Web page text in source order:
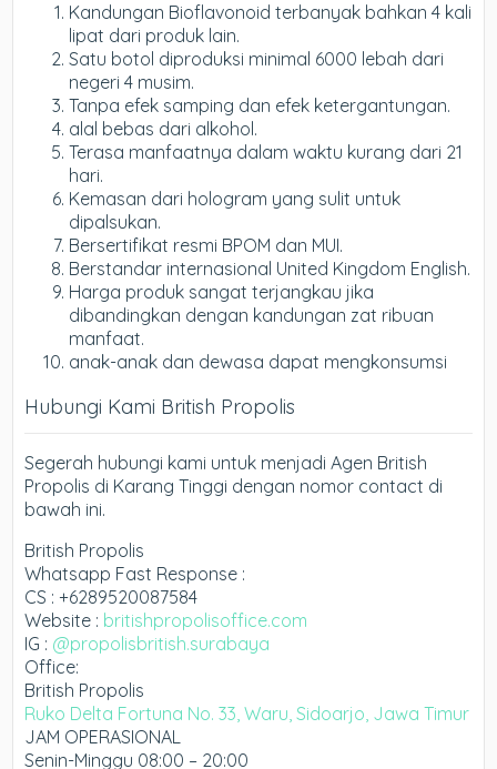
Kandungan Bioflavonoid terbanyak bahkan 4 kali
lipat dari produk lain.
Satu botol diproduksi minimal 6000 lebah dari
negeri 4 musim.
Tanpa efek samping dan efek ketergantungan.
alal bebas dari alkohol.
Terasa manfaatnya dalam waktu kurang dari 21
hari.
Kemasan dari hologram yang sulit untuk
dipalsukan.
Bersertifikat resmi BPOM dan MUI.
Berstandar internasional United Kingdom English.
Harga produk sangat terjangkau jika
dibandingkan dengan kandungan zat ribuan
manfaat.
anak-anak dan dewasa dapat mengkonsumsi
Hubungi Kami British Propolis
Segerah hubungi kami untuk menjadi Agen British
Propolis di Karang Tinggi dengan nomor contact di
bawah ini.
British Propolis
Whatsapp Fast Response :
CS : +6289520087584
Website : britishpropolisoffice.com
IG : @propolisbritish.surabaya
Office:
British Propolis
Ruko Delta Fortuna No. 33, Waru, Sidoarjo, Jawa Timur
JAM OPERASIONAL
Senin-Minggu 08:00 – 20:00